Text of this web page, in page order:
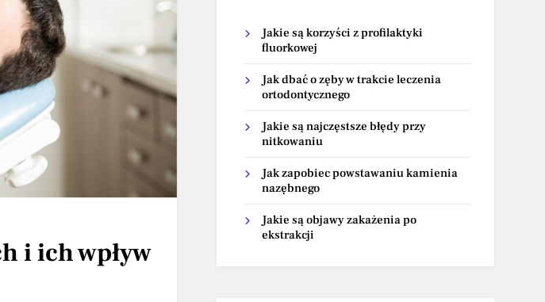
i ich wpływ
Jakie są korzyści z profilaktyki
fluorkowej
Jak dbać o zęby w trakcie leczenia
ortodontycznego
Jakie są najczęstsze błędy przy
nitkowaniu
Jak zapobiec powstawaniu kamienia
nazębnego
Jakie są objawy zakażenia po
ekstrakcji